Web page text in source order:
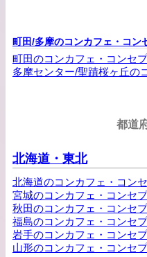
町田/多摩のコンカフェ・コン
町田のコンカフェ・コンセ
多摩センター/聖蹟桜ヶ丘の
都道
北海道・東北
北海道のコンカフェ・コン
宮城のコンカフェ・コンセ
秋田のコンカフェ・コンセ
福島のコンカフェ・コンセ
岩手のコンカフェ・コンセ
山形のコンカフェ・コンセ